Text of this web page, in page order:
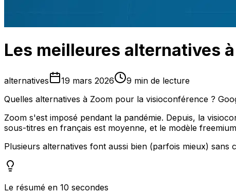
Les meilleures alternatives
alternatives 19 mars 2026
9 min de lecture
Quelles alternatives à Zoom pour la visioconférence ?
Zoom s'est imposé pendant la pandémie. Depuis, la
sous-titres en français est moyenne, et le modèle
Plusieurs alternatives font aussi bien (parfois mieux) sans
Le résumé en 10 secondes